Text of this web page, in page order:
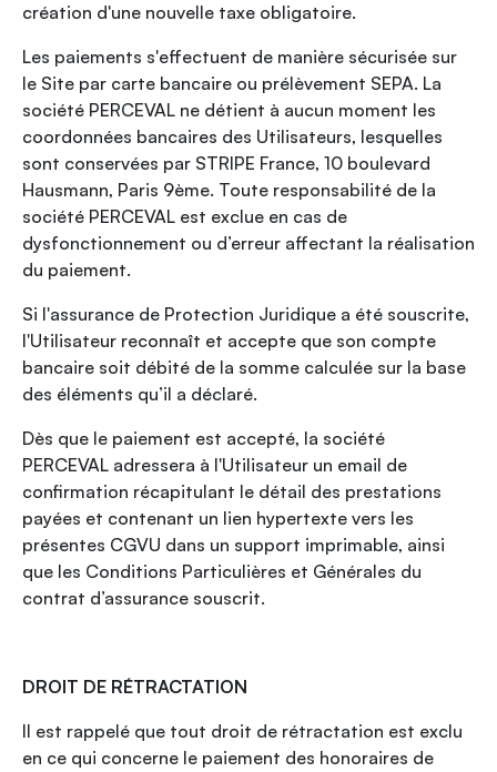
création d'une nouvelle taxe obligatoire.
Les paiements s'effectuent de manière sécurisée sur
le Site par carte bancaire ou prélèvement SEPA. La
société PERCEVAL ne détient à aucun moment les
coordonnées bancaires des Utilisateurs, lesquelles
sont conservées par STRIPE France, 10 boulevard
Hausmann, Paris 9ème. Toute responsabilité de la
société PERCEVAL est exclue en cas de
dysfonctionnement ou d’erreur affectant la réalisation
du paiement.
Si l'assurance de Protection Juridique a été souscrite,
l'Utilisateur reconnaît et accepte que son compte
bancaire soit débité de la somme calculée sur la base
des éléments qu’il a déclaré.
Dès que le paiement est accepté, la société
PERCEVAL adressera à l'Utilisateur un email de
confirmation récapitulant le détail des prestations
payées et contenant un lien hypertexte vers les
présentes CGVU dans un support imprimable, ainsi
que les Conditions Particulières et Générales du
contrat d’assurance souscrit.
DROIT DE RÉTRACTATION
Il est rappelé que tout droit de rétractation est exclu
en ce qui concerne le paiement des honoraires de